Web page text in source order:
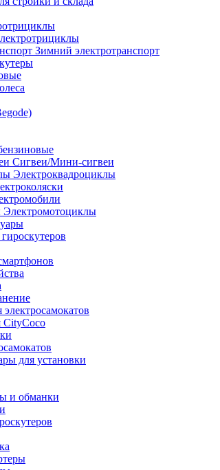
Зимний электротранспорт
Сигвеи/Мини-сигвеи
Электроквадроциклы
Электромотоциклы
CityCoco
для установки
и обманки